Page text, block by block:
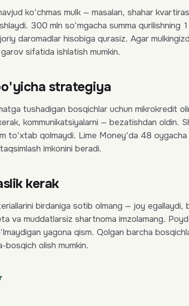
ko'chmas mulk — masalan, shahar
300 mln so'mgacha summa qurilishning
daromadlar hisobiga qurasiz. Agar
sifatida ishlatish mumkin.
strategiya
tushadigan bosqichlar uchun mikrokredit
kommunikatsiyalarni — bezatishdan oldin.
to'xtab qolmaydi. Lime Money'da 48
imkonini beradi.
kerak
birdaniga sotib olmang — joy egallaydi,
va muddatlarsiz shartnoma imzolamang.
yagona qism. Qolgan barcha
bosqich olish mumkin.